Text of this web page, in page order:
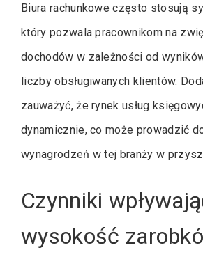
Biura rachunkowe często stosują
który pozwala pracownikom na
dochodów w zależności od
liczby obsługiwanych klientów.
zauważyć, że rynek usług
dynamicznie, co może prowadzić
wynagrodzeń w tej branży w
Czynniki
wysokość